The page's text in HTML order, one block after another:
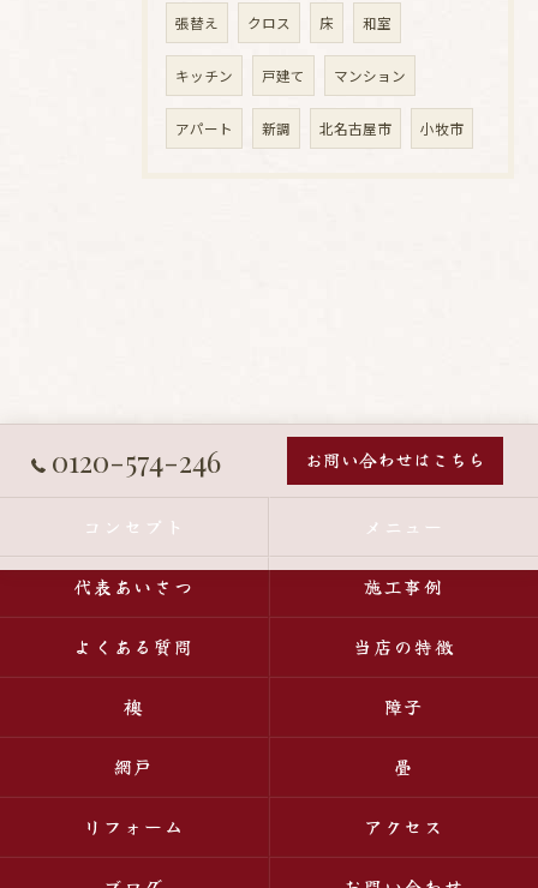
張替え クロス 床 和室
キッチン 戸建て マンション
アパート 新調 北名古屋市 小牧市
0120-574-246 お問い合わせはこちら
コンセプト メニュー
代表あいさつ 施工事例
よくある質問 当店の特徴
襖 障子
網戸 畳
リフォーム アクセス